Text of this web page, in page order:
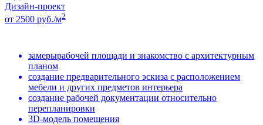
Дизайн-проект
от 2500 руб./м2
замерырабочей площади и знакомство с архитектурным
планом
создание предварительного эскиза с расположением
мебели и других предметов интерьера
создание рабочей документации относительно
перепланировки
3D-модель помещения